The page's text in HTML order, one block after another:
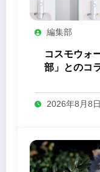
編集部
コスモウォ
部」とのコ
2026年8月8日